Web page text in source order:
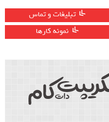
تبلیغات و تماس
نمونه کارها